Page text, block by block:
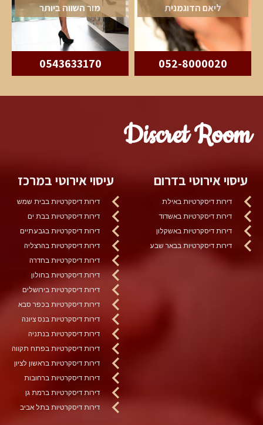
ליאם הדוגמנית
052-8000020
מור השווה ביותר
0543633170
Discret Room
עיסוי אירוטי בדרום
דירות דיסקרטיות באילת
דירות דיסקרטיות באשדוד
דירות דיסקרטיות באשקלון
דירות דיסקרטיות בבאר שבע
עיסוי אירוטי במרכז
דירות דיסקרטיות בבית שמש
דירות דיסקרטיות בבת ים
דירות דיסקרטיות בגבעתיים
דירות דיסקרטיות בהרצליה
דירות דיסקרטיות בחדרה
דירות דיסקרטיות בחולון
דירות דיסקרטיות בירושלים
דירות דיסקרטיות בכפר סבא
דירות דיסקרטיות בנס ציונה
דירות דיסקרטיות בנתניה
דירות דיסקרטיות בפתח תקווה
דירות דיסקרטיות בראשון לציון
דירות דיסקרטיות ברחובות
דירות דיסקרטיות ברמת גן
דירות דיסקרטיות בתל אביב